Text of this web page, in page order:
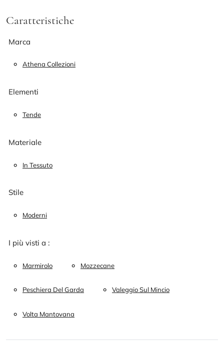
Caratteristiche
Marca
Athena Collezioni
Elementi
Tende
Materiale
In Tessuto
Stile
Moderni
I più visti a :
Marmirolo Mozzecane
Peschiera Del Garda Valeggio Sul Mincio
Volta Mantovana